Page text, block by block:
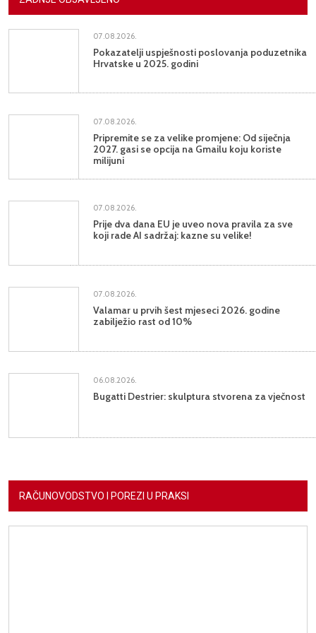
07.08.2026.
Pokazatelji uspješnosti poslovanja poduzetnika
Hrvatske u 2025. godini
07.08.2026.
Pripremite se za velike promjene: Od siječnja
2027. gasi se opcija na Gmailu koju koriste
milijuni
07.08.2026.
Prije dva dana EU je uveo nova pravila za sve
koji rade AI sadržaj: kazne su velike!
07.08.2026.
Valamar u prvih šest mjeseci 2026. godine
zabilježio rast od 10%
06.08.2026.
Bugatti Destrier: skulptura stvorena za vječnost
RAČUNOVODSTVO I POREZI U PRAKSI